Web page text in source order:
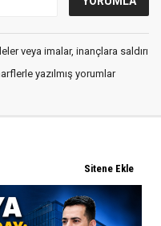
veya imalar, inançlara saldırı
yazılmış yorumlar